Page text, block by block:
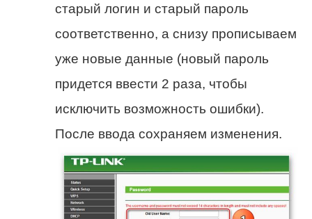
старый логин и старый пароль
соответственно, а снизу прописываем
уже новые данные (новый пароль
придется ввести 2 раза, чтобы
исключить возможность ошибки).
После ввода сохраняем изменения.